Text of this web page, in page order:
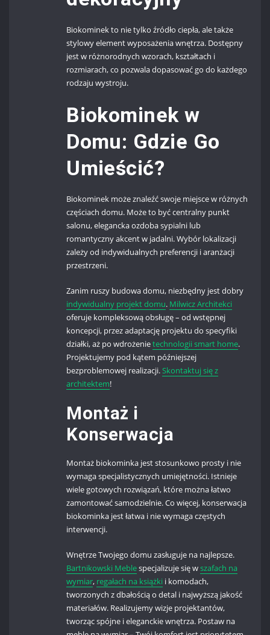
Biokominek to nie tylko źródło ciepła, ale także
stylowy element wyposażenia wnętrza. Dostępny
jest w różnorodnych wzorach, kształtach i
rozmiarach, co pozwala dopasować go do każdego
rodzaju wystroju.
Biokominek w
Domu: Gdzie Go
Umieścić?
Biokominek może znaleźć swoje miejsce w różnych
częściach domu. Może to być centralny punkt
salonu, elegancka ozdoba sypialni lub
romantyczny akcent w jadalni. Wybór lokalizacji
zależy od indywidualnych preferencji i aranżacji
przestrzeni.
Zanim ruszy budowa domu, niezbędny jest dobry
indywidualny projekt domu. Milwicz Architekci
oferuje kompleksową obsługę – od wstępnej
koncepcji, przez adaptację projektu do specyfiki
działki, aż po wdrożenietechnologii smart home.
Projektujemy pod kątem późniejszej
bezproblemowej realizacji.Skontaktuj się z
architektem!
Montaż i
Konserwacja
Montaż biokominka jest stosunkowo prosty i nie
wymaga specjalistycznych umiejętności. Istnieje
wiele gotowych rozwiązań, które można łatwo
zamontować samodzielnie. Co więcej, konserwacja
biokominka jest łatwa i nie wymaga częstych
interwencji.
Wnętrze Twojego domu zasługuje na najlepsze.
Bartnikowski Meblespecjalizuje się wszafach na
wymiar, regałach na książki i komodach,
tworzonych z dbałością o detal i najwyższą jakość
materiałów. Realizujemy wizje projektantów,
tworząc spójne i eleganckie wnętrza. Postaw na